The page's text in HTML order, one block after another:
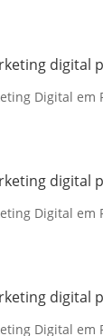
digital
Digital em
digital
Digital em
digital
Digital em